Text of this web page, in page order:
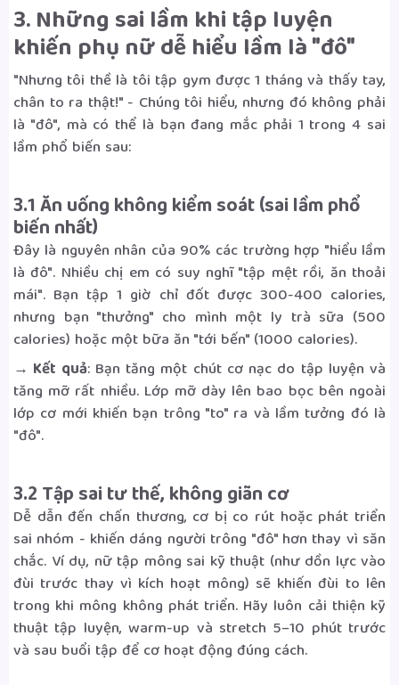
3. Những sai lầm khi tập luyện
khiến phụ nữ dễ hiểu lầm là "đô"
"Nhưng tôi thề là tôi tập gym được 1 tháng và thấy tay,
chân to ra thật!" - Chúng tôi hiểu, nhưng đó không phải
là "đô", mà có thể là bạn đang mắc phải 1 trong 4 sai
lầm phổ biến sau:
3.1 Ăn uống không kiểm soát (sai lầm phổ
biến nhất)
Đây là nguyên nhân của 90% các trường hợp "hiểu lầm
là đô". Nhiều chị em có suy nghĩ "tập mệt rồi, ăn thoải
mái". Bạn tập 1 giờ chỉ đốt được 300-400 calories,
nhưng bạn "thưởng" cho mình một ly trà sữa (500
calories) hoặc một bữa ăn "tới bến" (1000 calories).
→ Kết quả: Bạn tăng một chút cơ nạc do tập luyện và
tăng mỡ rất nhiều. Lớp mỡ dày lên bao bọc bên ngoài
lớp cơ mới khiến bạn trông "to" ra và lầm tưởng đó là
"đô".
3.2 Tập sai tư thế, không giãn cơ
Dễ dẫn đến chấn thương, cơ bị co rút hoặc phát triển
sai nhóm - khiến dáng người trông "đô" hơn thay vì săn
chắc. Ví dụ, nữ tập mông sai kỹ thuật (như dồn lực vào
đùi trước thay vì kích hoạt mông) sẽ khiến đùi to lên
trong khi mông không phát triển. Hãy luôn cải thiện kỹ
thuật tập luyện, warm-up và stretch 5–10 phút trước
và sau buổi tập để cơ hoạt động đúng cách.